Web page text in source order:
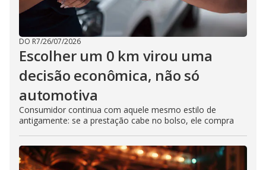
DO R7/26/07/2026
Escolher um 0 km virou uma
decisão econômica, não só
automotiva
Consumidor continua com aquele mesmo estilo de
antigamente: se a prestação cabe no bolso, ele compra